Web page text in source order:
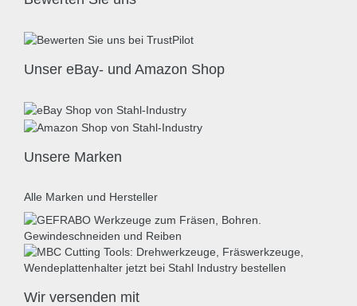
Unser eBay- und Amazon Shop
Unsere Marken
Alle Marken und Hersteller
Wir versenden mit